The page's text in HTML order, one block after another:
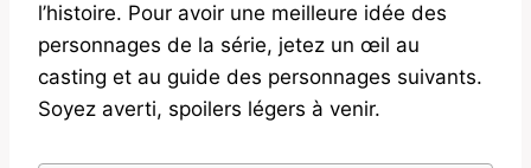
l’histoire. Pour avoir une meilleure idée des
personnages de la série, jetez un œil au
casting et au guide des personnages suivants.
Soyez averti, spoilers légers à venir.